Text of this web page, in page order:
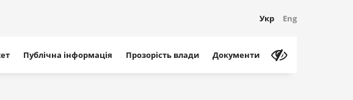
Укр Eng
Публічна інформація Прозорість влади Документи